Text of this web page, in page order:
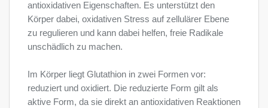
antioxidativen Eigenschaften. Es unterstützt den
Körper dabei, oxidativen Stress auf zellulärer Ebene
zu regulieren und kann dabei helfen, freie Radikale
unschädlich zu machen.
Im Körper liegt Glutathion in zwei Formen vor:
reduziert und oxidiert. Die reduzierte Form gilt als
aktive Form, da sie direkt an antioxidativen Reaktionen